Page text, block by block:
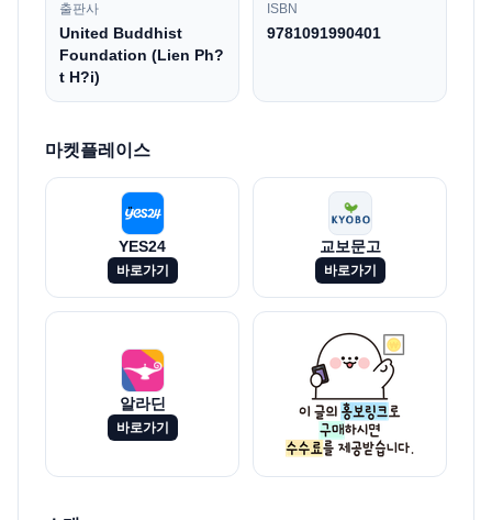
출판사
United Buddhist
Foundation (Lien Ph?
t H?i)
ISBN
9781091990401
마켓플레이스
YES24
바로가기
교보문고
바로가기
알라딘
바로가기